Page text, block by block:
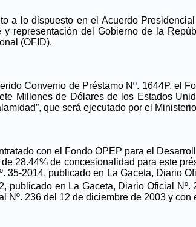
a lo dispuesto en el Acuerdo
y representación del Gobierno de la
(OFID).
Convenio de Préstamo Nº. 1644P, el
Millones de Dólares de los Estados
que será ejecutado por el
con el Fondo OPEP para el
28.44% de concesionalidad para este
35-2014, publicado en La Gaceta, Diario
publicado en La Gaceta, Diario Oficial
Nº. 236 del 12 de diciembre de 2003 y